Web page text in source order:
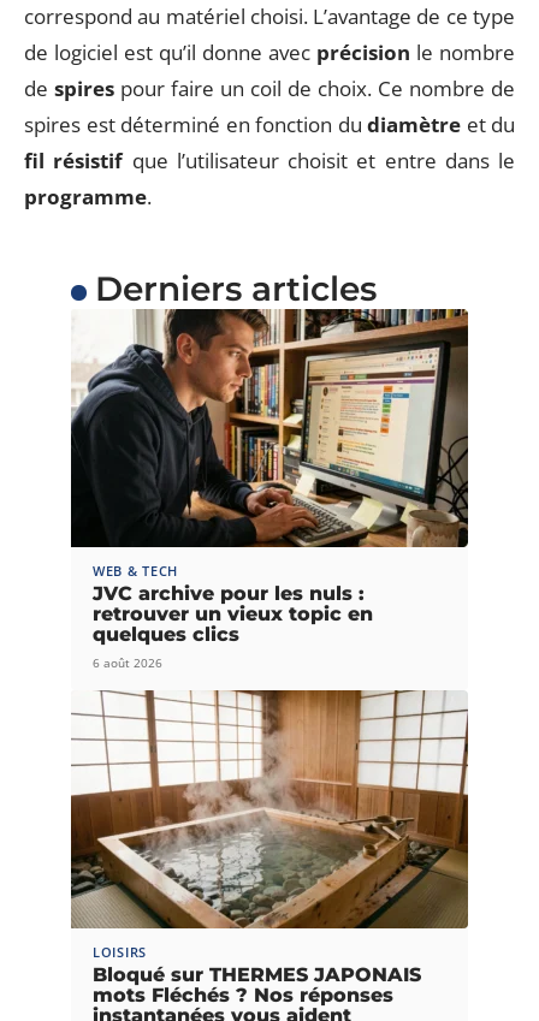
correspond au matériel choisi. L’avantage de ce type
de logiciel est qu’il donne avec précision le nombre
de spires pour faire un coil de choix. Ce nombre de
spires est déterminé en fonction du diamètre et du
fil résistifque l’utilisateur choisit et entre dans le
programme.
Derniers articles
WEB & TECH
JVC archive pour les nuls :
retrouver un vieux topic en
quelques clics
6 août 2026
LOISIRS
Bloqué sur THERMES JAPONAIS
mots Fléchés ? Nos réponses
instantanées vous aident